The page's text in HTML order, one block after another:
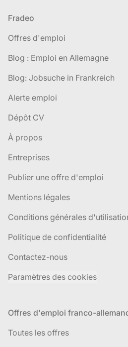
Pied de page
Fradeo
Offres d'emploi
Blog : Emploi en Allemagne
Blog: Jobsuche in Frankreich
Alerte emploi
Dépôt CV
À propos
Entreprises
Publier une offre d'emploi
Mentions légales
Conditions générales
Politique de confidentialité
Contactez-nous
Paramètres des cookies
Offres d'emploi franco-
Toutes les offres